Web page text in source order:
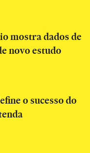
mostra dados de
novo estudo
o sucesso do